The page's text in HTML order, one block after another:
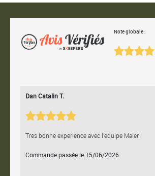
Note globale :
Dan Catalin T.
Très bonne expérience avec l'équipe Maier.
Commande passée le 15/06/2026